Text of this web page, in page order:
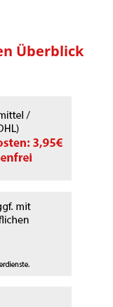
Überblick